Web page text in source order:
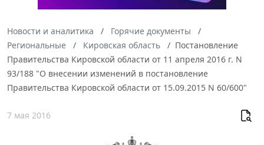
Новости и аналитика
Горячие документы
Региональные
Кировская область
Постановление
Правительства Кировской области от 11 апреля 2016 г. N
93/188 "О внесении изменений в постановление
Правительства Кировской области от 15.09.2015 N 60/600"
7 мая 2016